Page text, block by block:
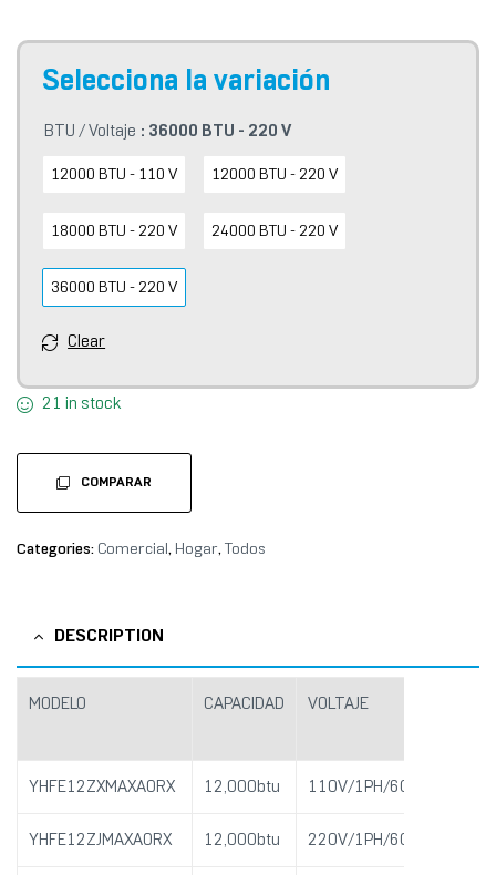
BTU / Voltaje : 36000 BTU - 220 V
12000 BTU - 110 V 12000 BTU - 220 V
18000 BTU - 220 V 24000 BTU - 220 V
36000 BTU - 220 V
Clear
21 in stock
COMPARAR
Categories: Comercial, Hogar,Todos
DESCRIPTION
MODELO CAPACIDAD VOLTAJE
YHFE12ZXMAXAORX 12,000btu 110V/1PH/60HZ
YHFE12ZJMAXAORX 12,000btu 220V/1PH/60HZ